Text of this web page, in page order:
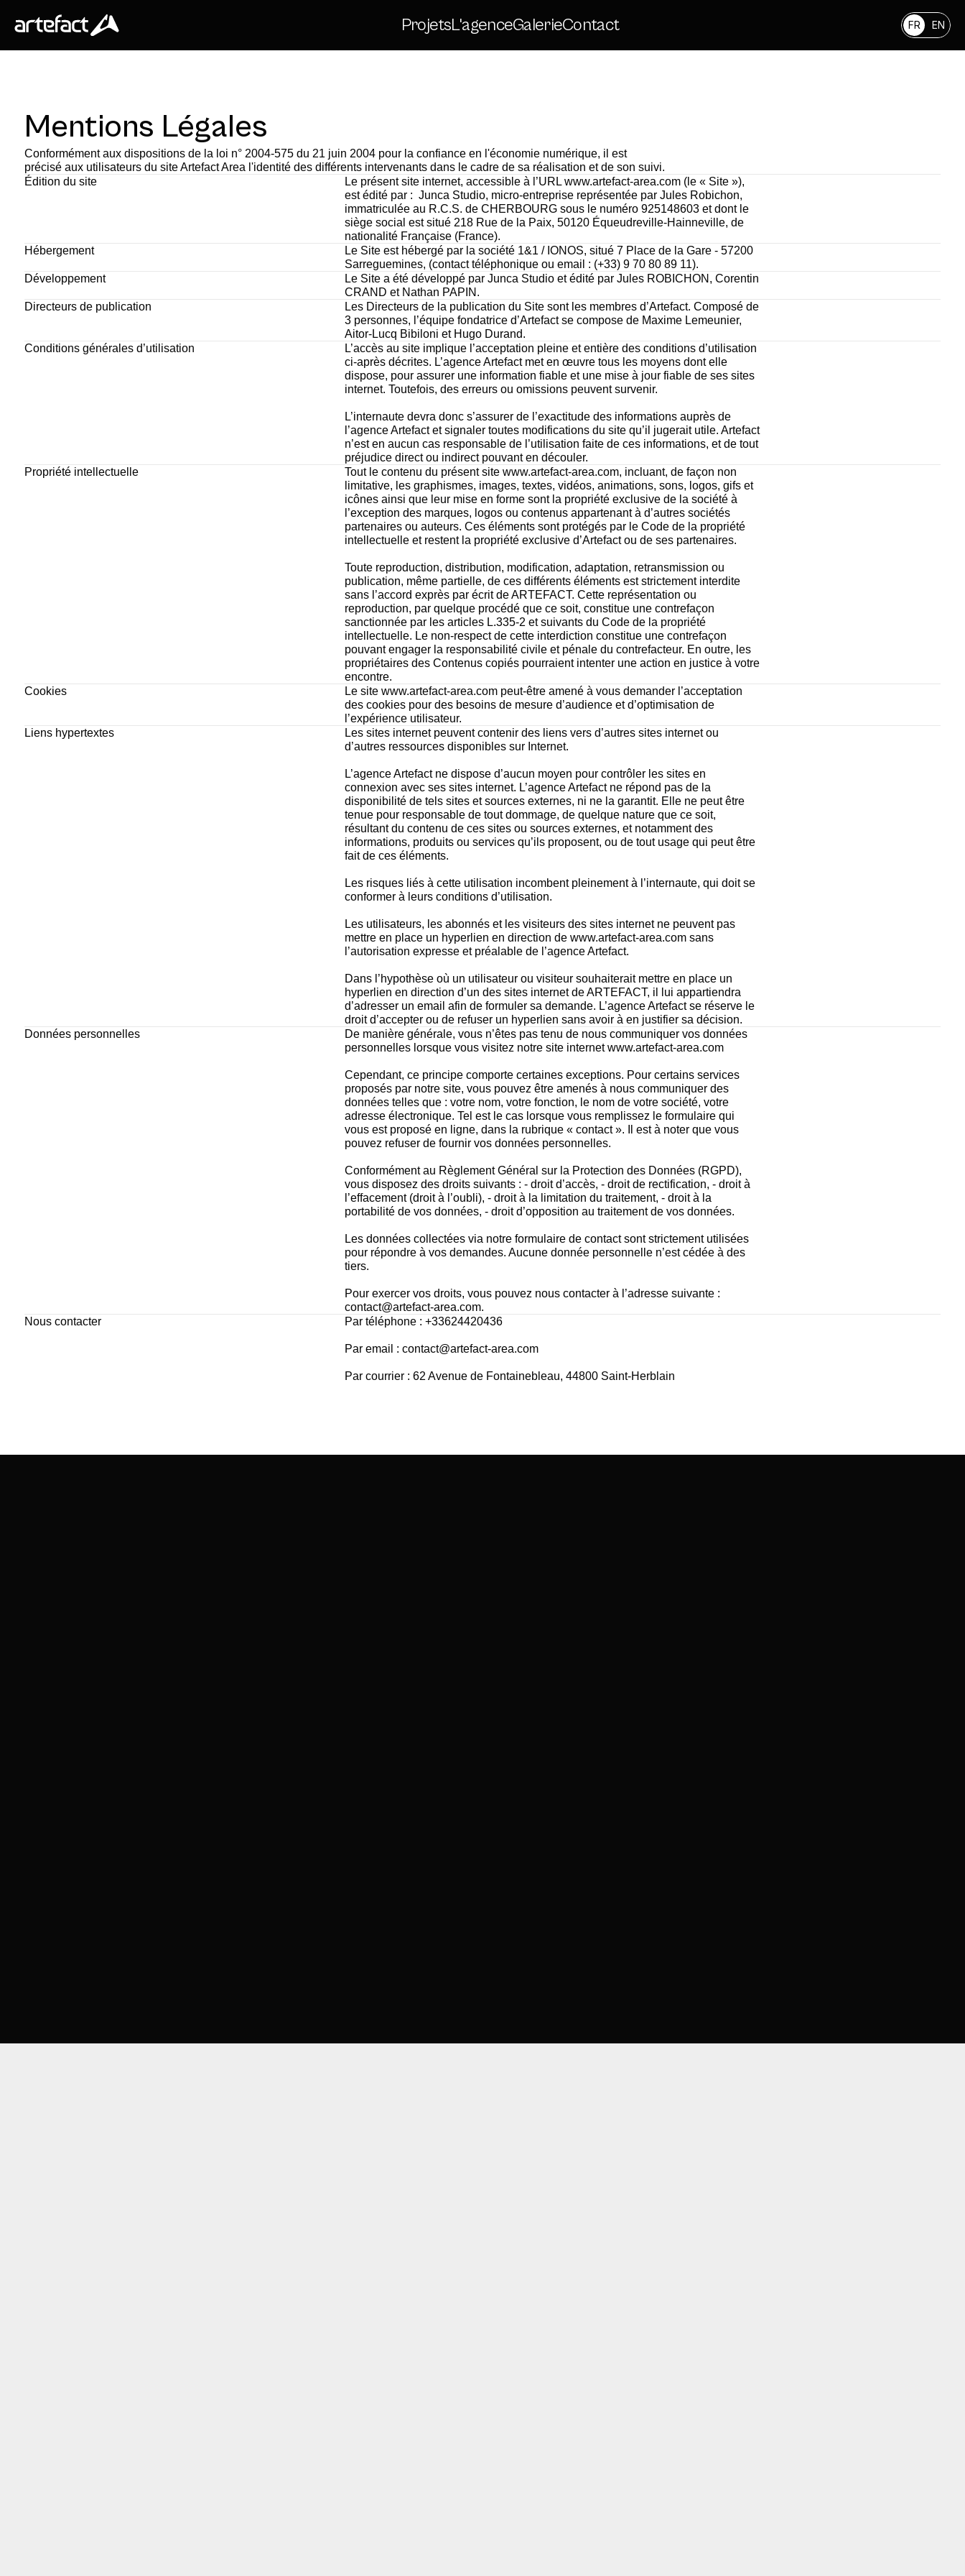
ProjetsL'agenceGalerieContact FR EN
Mentions Légales
Conformément aux dispositions de la loi n° 2004-575 du 21 juin 2004 pour la confiance en l'économie numérique, il est
précisé aux utilisateurs du site Artefact Area l'identité des différents intervenants dans le cadre de sa réalisation et de son suivi.
Édition du site
Le présent site internet, accessible à l’URL www.artefact-area.com (le « Site »),
est édité par :  Junca Studio, micro-entreprise représentée par Jules Robichon,
immatriculée au R.C.S. de CHERBOURG sous le numéro 925148603 et dont le
siège social est situé 218 Rue de la Paix, 50120 Équeudreville-Hainneville, de
nationalité Française (France).
Hébergement
Le Site est hébergé par la société 1&1 / IONOS, situé 7 Place de la Gare - 57200
Sarreguemines, (contact téléphonique ou email : (+33) 9 70 80 89 11).
Développement
Le Site a été développé par Junca Studio et édité par Jules ROBICHON, Corentin
CRAND et Nathan PAPIN.
Directeurs de publication
Les Directeurs de la publication du Site sont les membres d’Artefact. Composé de
3 personnes, l’équipe fondatrice d’Artefact se compose de Maxime Lemeunier,
Aitor-Lucq Bibiloni et Hugo Durand.
Conditions générales d’utilisation
L’accès au site implique l’acceptation pleine et entière des conditions d’utilisation
ci-après décrites. L’agence Artefact met en œuvre tous les moyens dont elle
dispose, pour assurer une information fiable et une mise à jour fiable de ses sites
internet. Toutefois, des erreurs ou omissions peuvent survenir.
L’internaute devra donc s’assurer de l’exactitude des informations auprès de
l’agence Artefact et signaler toutes modifications du site qu’il jugerait utile. Artefact
n’est en aucun cas responsable de l’utilisation faite de ces informations, et de tout
préjudice direct ou indirect pouvant en découler.
Propriété intellectuelle
Tout le contenu du présent site www.artefact-area.com, incluant, de façon non
limitative, les graphismes, images, textes, vidéos, animations, sons, logos, gifs et
icônes ainsi que leur mise en forme sont la propriété exclusive de la société à
l’exception des marques, logos ou contenus appartenant à d’autres sociétés
partenaires ou auteurs. Ces éléments sont protégés par le Code de la propriété
intellectuelle et restent la propriété exclusive d’Artefact ou de ses partenaires.
Toute reproduction, distribution, modification, adaptation, retransmission ou
publication, même partielle, de ces différents éléments est strictement interdite
sans l’accord exprès par écrit de ARTEFACT. Cette représentation ou
reproduction, par quelque procédé que ce soit, constitue une contrefaçon
sanctionnée par les articles L.335-2 et suivants du Code de la propriété
intellectuelle. Le non-respect de cette interdiction constitue une contrefaçon
pouvant engager la responsabilité civile et pénale du contrefacteur. En outre, les
propriétaires des Contenus copiés pourraient intenter une action en justice à votre
encontre.
Cookies
Le site www.artefact-area.com peut-être amené à vous demander l’acceptation
des cookies pour des besoins de mesure d’audience et d’optimisation de
l’expérience utilisateur.
Liens hypertextes
Les sites internet peuvent contenir des liens vers d’autres sites internet ou
d’autres ressources disponibles sur Internet.
L’agence Artefact ne dispose d’aucun moyen pour contrôler les sites en
connexion avec ses sites internet. L’agence Artefact ne répond pas de la
disponibilité de tels sites et sources externes, ni ne la garantit. Elle ne peut être
tenue pour responsable de tout dommage, de quelque nature que ce soit,
résultant du contenu de ces sites ou sources externes, et notamment des
informations, produits ou services qu’ils proposent, ou de tout usage qui peut être
fait de ces éléments.
Les risques liés à cette utilisation incombent pleinement à l’internaute, qui doit se
conformer à leurs conditions d’utilisation.
Les utilisateurs, les abonnés et les visiteurs des sites internet ne peuvent pas
mettre en place un hyperlien en direction de www.artefact-area.com sans
l’autorisation expresse et préalable de l’agence Artefact.
Dans l’hypothèse où un utilisateur ou visiteur souhaiterait mettre en place un
hyperlien en direction d’un des sites internet de ARTEFACT, il lui appartiendra
d’adresser un email afin de formuler sa demande. L’agence Artefact se réserve le
droit d’accepter ou de refuser un hyperlien sans avoir à en justifier sa décision.
Données personnelles
De manière générale, vous n’êtes pas tenu de nous communiquer vos données
personnelles lorsque vous visitez notre site internet www.artefact-area.com
Cependant, ce principe comporte certaines exceptions. Pour certains services
proposés par notre site, vous pouvez être amenés à nous communiquer des
données telles que : votre nom, votre fonction, le nom de votre société, votre
adresse électronique. Tel est le cas lorsque vous remplissez le formulaire qui
vous est proposé en ligne, dans la rubrique « contact ». Il est à noter que vous
pouvez refuser de fournir vos données personnelles.
Conformément au Règlement Général sur la Protection des Données (RGPD),
vous disposez des droits suivants : - droit d’accès, - droit de rectification, - droit à
l’effacement (droit à l’oubli), - droit à la limitation du traitement, - droit à la
portabilité de vos données, - droit d’opposition au traitement de vos données.
Les données collectées via notre formulaire de contact sont strictement utilisées
pour répondre à vos demandes. Aucune donnée personnelle n’est cédée à des
tiers.
Pour exercer vos droits, vous pouvez nous contacter à l’adresse suivante :
contact@artefact-area.com.
Nous contacter
Par téléphone : +33624420436
Par email : contact@artefact-area.com
Par courrier : 62 Avenue de Fontainebleau, 44800 Saint-Herblain